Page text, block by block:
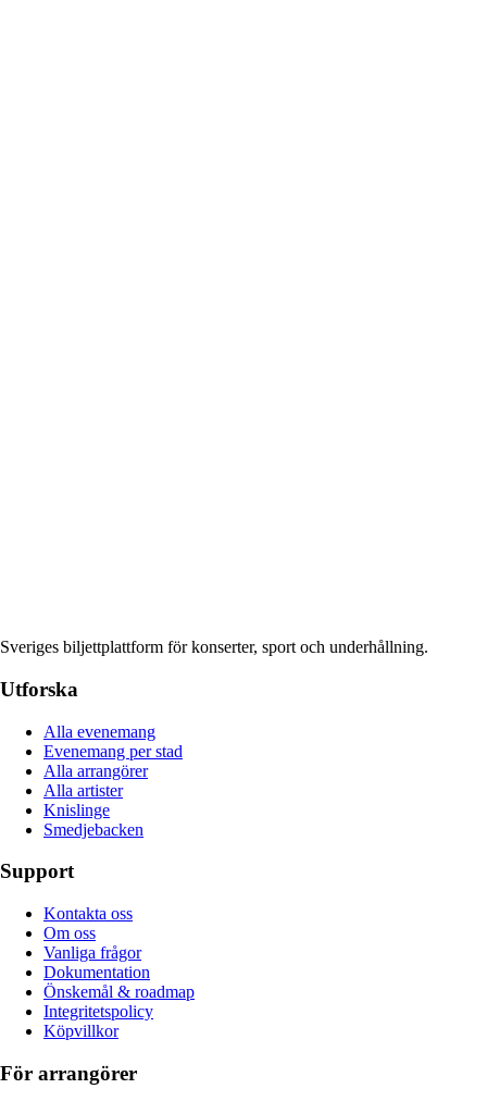
Sveriges biljettplattform för konserter, sport och underhållning.
Utforska
Alla evenemang
Evenemang per stad
Alla arrangörer
Alla artister
Knislinge
Smedjebacken
Support
Kontakta oss
Om oss
Vanliga frågor
Dokumentation
Önskemål & roadmap
Integritetspolicy
Köpvillkor
För arrangörer